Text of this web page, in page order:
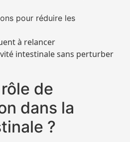
pour réduire les
à relancer
intestinale sans perturber
de
dans la
?